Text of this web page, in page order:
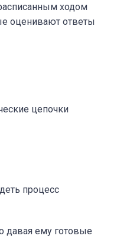
ходом
оценивают ответы
цепочки
процесс
давая ему готовые